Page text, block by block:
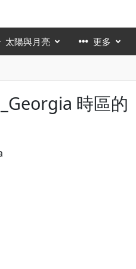
太陽與月亮 更多
時區的